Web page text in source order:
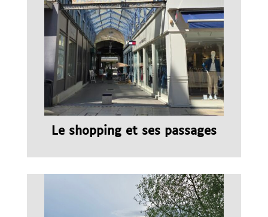
Le shopping et ses passages